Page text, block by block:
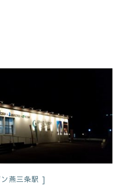
燕三条駅